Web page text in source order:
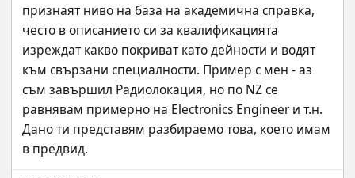
признаят ниво на база на академична справка,
често в описанието си за квалификацията
изреждат какво покриват като дейности и водят
към свързани специалности. Пример с мен - аз
съм завършил Радиолокация, но по NZ се
равнявам примерно на Electronics Engineer и т.н.
Дано ти представям разбираемо това, което имам
в предвид.